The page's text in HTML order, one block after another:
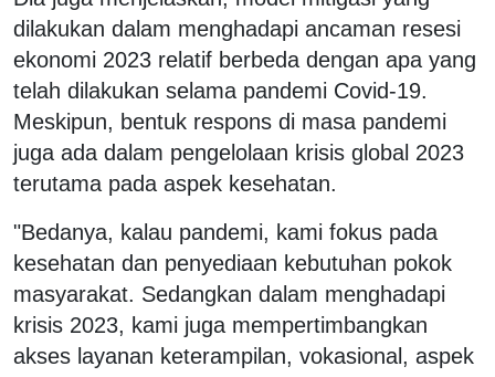
dilakukan dalam menghadapi ancaman resesi
ekonomi 2023 relatif berbeda dengan apa yang
telah dilakukan selama pandemi Covid-19.
Meskipun, bentuk respons di masa pandemi
juga ada dalam pengelolaan krisis global 2023
terutama pada aspek kesehatan.
"Bedanya, kalau pandemi, kami fokus pada
kesehatan dan penyediaan kebutuhan pokok
masyarakat. Sedangkan dalam menghadapi
krisis 2023, kami juga mempertimbangkan
akses layanan keterampilan, vokasional, aspek